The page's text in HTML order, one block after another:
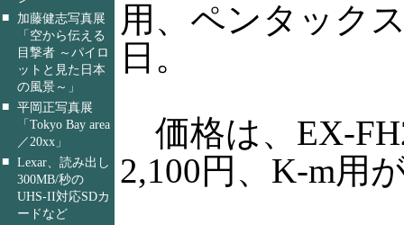
■
加藤健志写真展
「空から伝える
目撃者 ～パイロ
ットと見た日本
の風景～」
■ 平岡正写真展
「Tokyo Bay area
／20xx」
■ Lexar、読み出し
300MB/秒の
UHS-II対応SDカ
ードなど
用、ペンタック
日。
価格は、EX-
2,100円、K-m用